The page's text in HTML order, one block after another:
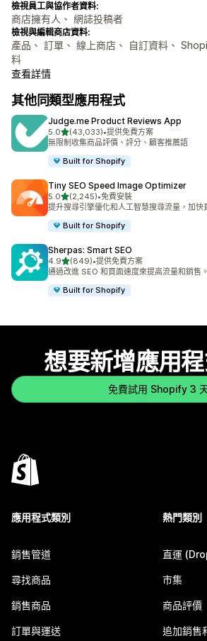
檢視員工與協作者資料:
商店擁有人、 網誌投稿者
檢視與編輯商店資料:
產品、 訂單、 線上商店、 自訂資料、
料
查看詳情
其他同類型應用程式
Judge.me Product Reviews App
5.0滿分 5 顆星
(43,033)
共有 43033 則評價
•提供免費方案
無限制收集商品評價、評分、顧客推薦語
Built for Shopify
Tiny SEO Speed Image Optimizer
5.0滿分 5 顆星
(2,245)
共有 2245 則評價
•免費安裝
提升搜尋引擎優化和人工智慧搜尋流量，加快
Built for Shopify
Sherpas: Smart SEO
4.9滿分 5 顆星
(849)
共有 849 則評價
•提供免費方案
通過改進 SEO 和頁面速度來提高流量和銷售。
Built for Shopify
想要新增應用
免費試用 Shopify 3
應用程式類別
銷售管道
尋找商品
銷售商品
訂單與運送
熱門類別
直運
市集
商品評價
追加銷售